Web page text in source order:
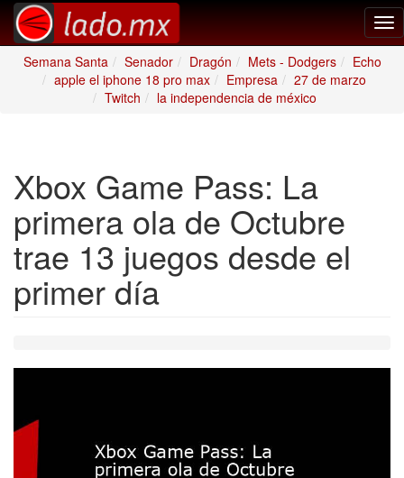
Semana Santa
Senador Dragón Mets - Dodgers
Echo
apple el iphone 18 pro max
Empresa
27 de marzo
Twitch
la independencia de méxico
Xbox Game Pass: La
primera ola de Octubre
trae 13 juegos desde el
primer día